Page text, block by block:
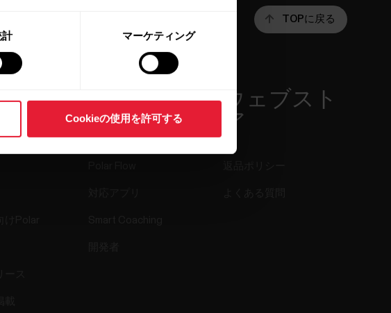
計 マーケティング
Cookieの使用を許可する
TOPに戻る
につい
アプリ＆サ
ービス
ウェブスト
ア